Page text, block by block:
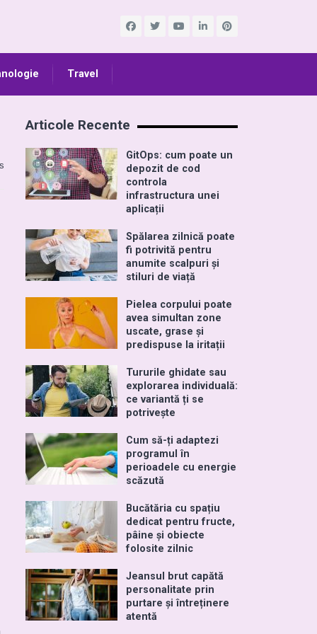
Travel
Articole Recente
GitOps: cum poate un
depozit de cod
controla
infrastructura unei
aplicații
Spălarea zilnică poate
fi potrivită pentru
anumite scalpuri și
stiluri de viață
Pielea corpului poate
avea simultan zone
uscate, grase și
predispuse la iritații
Tururile ghidate sau
explorarea individuală:
ce variantă ți se
potrivește
Cum să-ți adaptezi
programul în
perioadele cu energie
scăzută
Bucătăria cu spațiu
dedicat pentru fructe,
pâine și obiecte
folosite zilnic
Jeansul brut capătă
personalitate prin
purtare și întreținere
atentă